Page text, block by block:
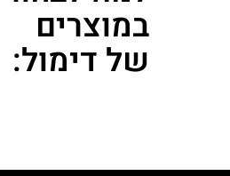
במוצרים
של דימול: